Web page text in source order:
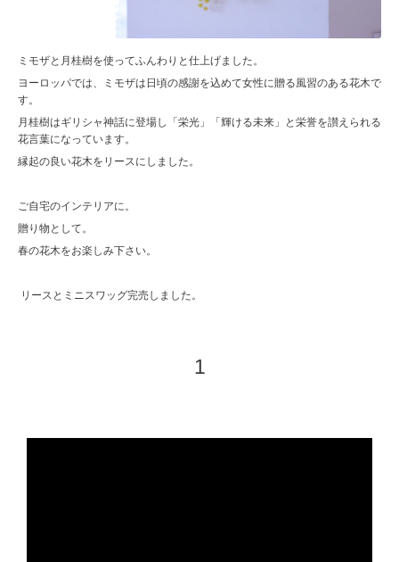
ミモザと月桂樹を使ってふんわりと仕上げました。
ヨーロッパでは、ミモザは日頃の感謝を込めて女性に贈る風習のある花木で
す。
月桂樹はギリシャ神話に登場し「栄光」「輝ける未来」と栄誉を讃えられる
花言葉になっています。
縁起の良い花木をリースにしました。
ご自宅のインテリアに。
贈り物として。
春の花木をお楽しみ下さい。
リースとミニスワッグ完売しました。
1